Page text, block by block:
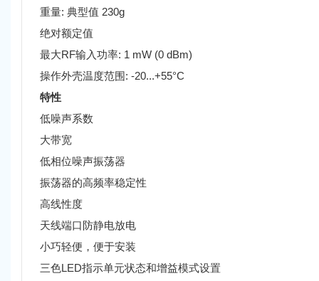
重量: 典型值 230g
绝对额定值
最大RF输入功率: 1 mW (0 dBm)
操作外壳温度范围: -20...+55°C
特性
低噪声系数
大带宽
低相位噪声振荡器
振荡器的高频率稳定性
高线性度
天线端口防静电放电
小巧轻便，便于安装
三色LED指示单元状态和增益模式设置